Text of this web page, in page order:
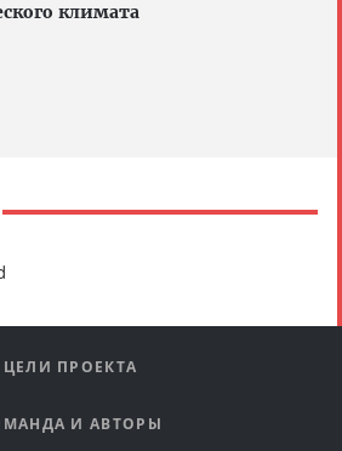
климата
ЦЕЛИ ПРОЕКТА
И АВТОРЫ